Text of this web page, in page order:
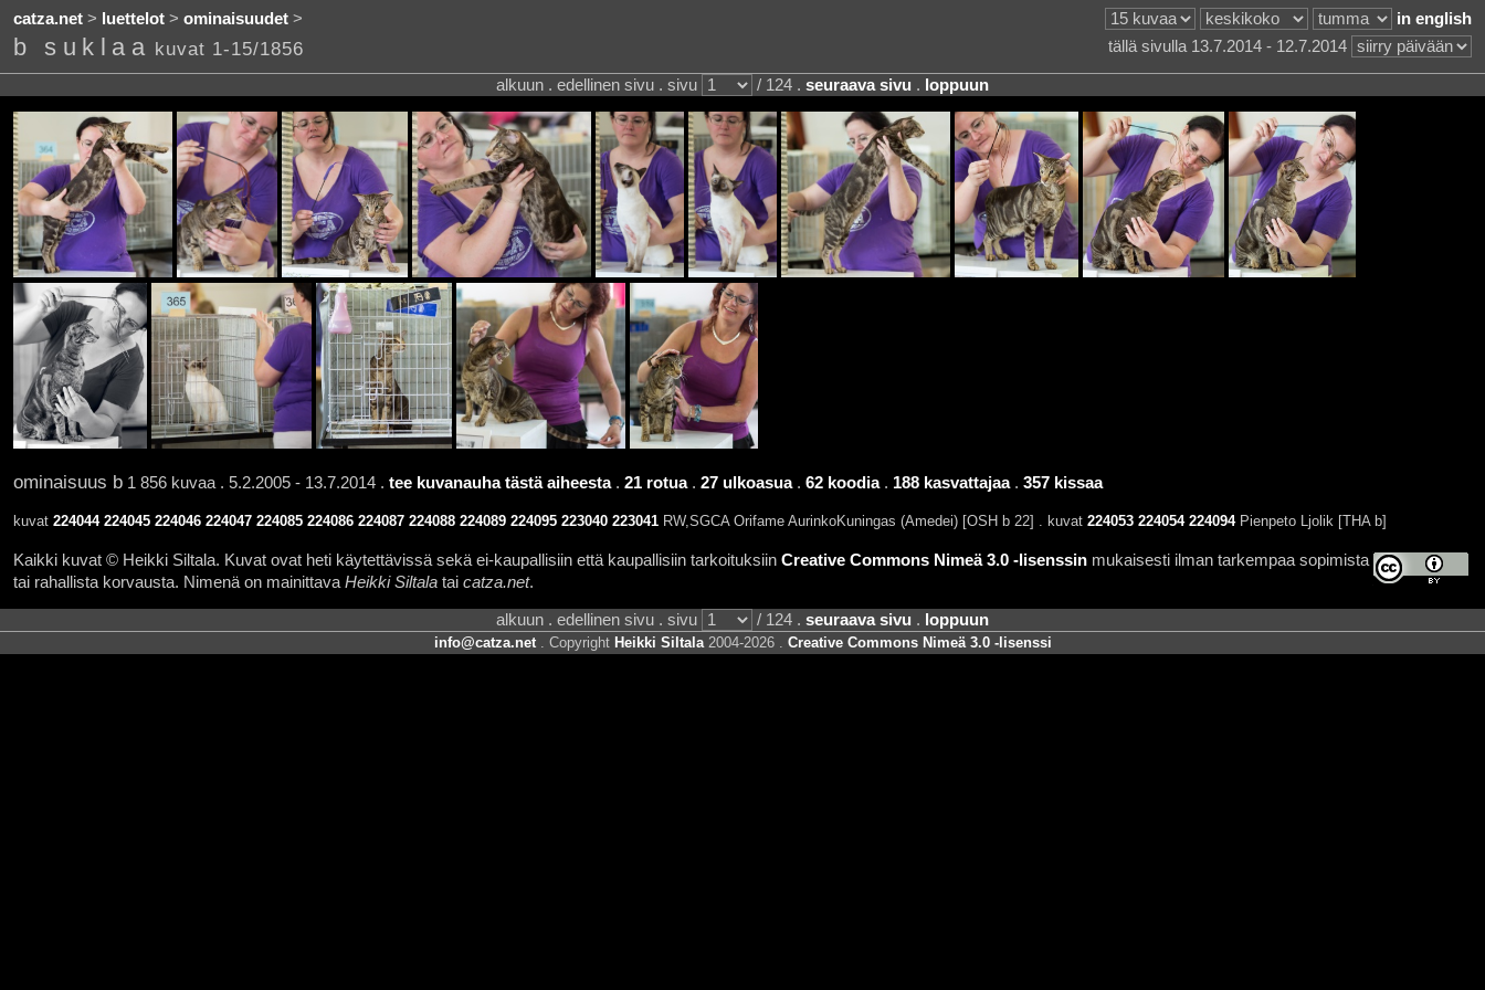
catza.net> luettelot> ominaisuudet> in english
b suklaa kuvat 1-15/1856 tällä sivulla 13.7.2014 - 12.7.2014
alkuun . edellinen sivu . sivu / 124 . seuraava sivu . loppuun
ominaisuus b1 856 kuvaa . 5.2.2005 - 13.7.2014 . tee kuvanauha tästä aiheesta. 21 rotua. 27 ulkoasua. 62 koodia. 188 kasvattajaa. 357 kissaa
kuvat 224044 224045 224046 224047 224085 224086 224087 224088 224089 224095 223040 223041RW,SGCA Orifame AurinkoKuningas (Amedei) [OSH b 22] . kuvat 224053 224054 224094Pienpeto Ljolik [THA b]
Kaikki kuvat © Heikki Siltala. Kuvat ovat heti käytettävissä sekä ei-kaupallisiin että kaupallisiin tarkoituksiin Creative Commons Nimeä 3.0 -lisenssinmukaisesti ilman tarkempaa sopimista
tai rahallista korvausta. Nimenä on mainittava Heikki Siltalatai catza.net.
alkuun . edellinen sivu . sivu / 124 . seuraava sivu . loppuun
info@catza.net. Copyright Heikki Siltala2004-2026 . Creative Commons Nimeä 3.0 -lisenssi